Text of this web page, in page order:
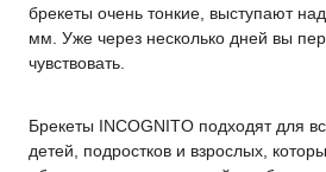
брекеты очень тонкие, выступают
мм. Уже через несколько дней вы
чувствовать.
Брекеты INCOGNITO подходят для
детей, подростков и взрослых,